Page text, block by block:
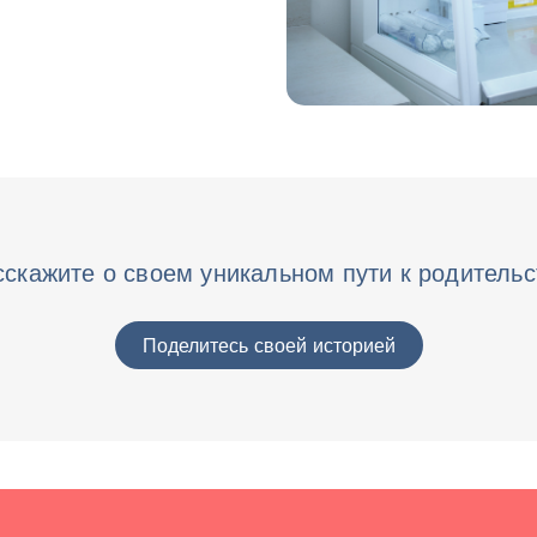
о своем уникальном пути к
Поделитесь своей историей